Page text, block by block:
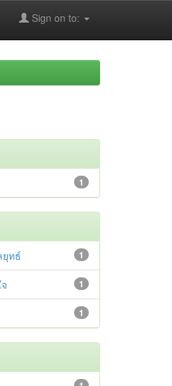
Sign on to:
1
1
ยุทธ์
1
1